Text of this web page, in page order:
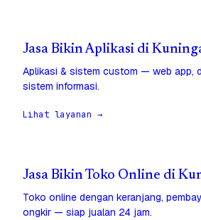
Jasa Bikin Aplikasi di
Aplikasi & sistem custom — web app,
sistem informasi.
Lihat layanan →
Jasa Bikin Toko Online di
Toko online dengan keranjang,
ongkir — siap jualan 24 jam.